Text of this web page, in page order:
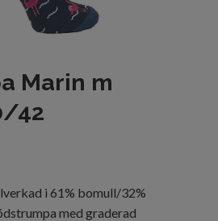
Marin m
42
i 61% bomull/32%
med graderad